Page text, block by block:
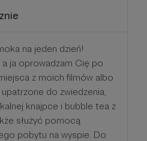
na jeden dzień!
a ja oprowadzam Cię po
z moich filmów albo
do zwiedzenia,
knajpce i bubble tea z
służyć pomocą
pobytu na wyspie. Do